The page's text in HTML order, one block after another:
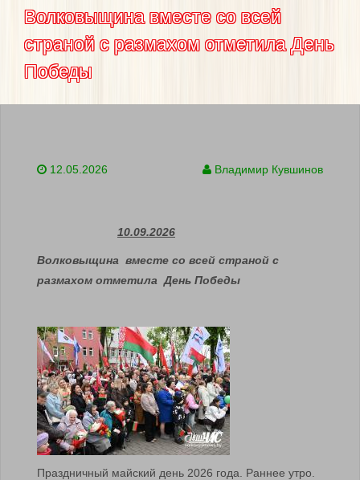
Волковыщина вместе со всей
страной с размахом отметила День
Победы
12.05.2026 Владимир Кувшинов
10.09.2026
Волковыщина вместе со всей страной с
размахом отметила День Победы
Праздничный майский день 2026 года. Раннее утро.